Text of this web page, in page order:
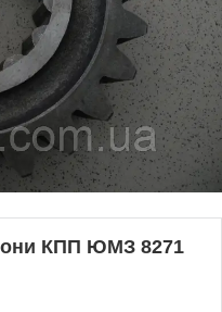
КПП ЮМЗ 8271